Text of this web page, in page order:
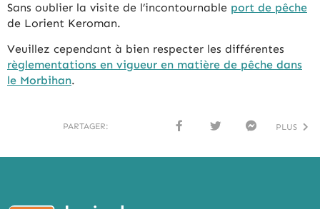
Sans oublier la visite de l’incontournable port de pêche
de Lorient Keroman.
Veuillez cependant à bien respecter les différentes
règlementations en vigueur en matière de pêche dans
le Morbihan.
PARTAGER:
BOO
TTER
ENG
PLUS